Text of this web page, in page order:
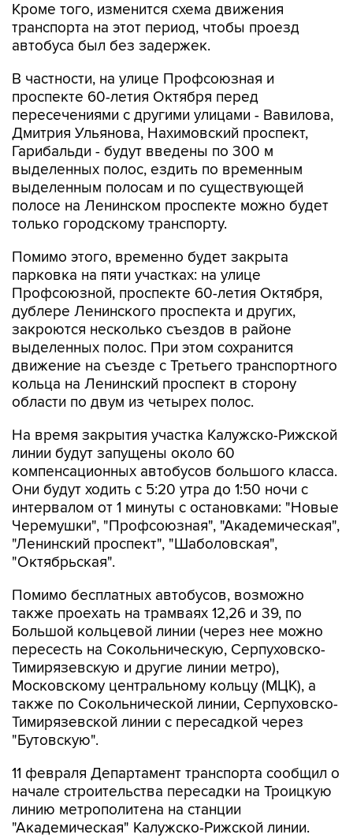
Кроме того, изменится схема движения
транспорта на этот период, чтобы проезд
автобуса был без задержек.
В частности, на улице Профсоюзная и
проспекте 60-летия Октября перед
пересечениями с другими улицами - Вавилова,
Дмитрия Ульянова, Нахимовский проспект,
Гарибальди - будут введены по 300 м
выделенных полос, ездить по временным
выделенным полосам и по существующей
полосе на Ленинском проспекте можно будет
только городскому транспорту.
Помимо этого, временно будет закрыта
парковка на пяти участках: на улице
Профсоюзной, проспекте 60-летия Октября,
дублере Ленинского проспекта и других,
закроются несколько съездов в районе
выделенных полос. При этом сохранится
движение на съезде с Третьего транспортного
кольца на Ленинский проспект в сторону
области по двум из четырех полос.
На время закрытия участка Калужско-Рижской
линии будут запущены около 60
компенсационных автобусов большого класса.
Они будут ходить с 5:20 утра до 1:50 ночи с
интервалом от 1 минуты с остановками: "Новые
Черемушки", "Профсоюзная", "Академическая",
"Ленинский проспект", "Шаболовская",
"Октябрьская".
Помимо бесплатных автобусов, возможно
также проехать на трамваях 12,26 и 39, по
Большой кольцевой линии (через нее можно
пересесть на Сокольническую, Серпуховско-
Тимирязевскую и другие линии метро),
Московскому центральному кольцу (МЦК), а
также по Сокольнической линии, Серпуховско-
Тимирязевской линии с пересадкой через
"Бутовскую".
11 февраля Департамент транспорта сообщил о
начале строительства пересадки на Троицкую
линию метрополитена на станции
"Академическая" Калужско-Рижской линии.